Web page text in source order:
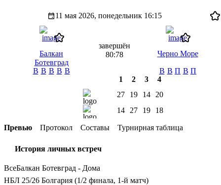
11 мая 2026, понедельник 16:15
Балкан
Ботевград
В В В В В
завершён
80:78
Черно Море
В В П В П
1
27
14
2
19
27
3
14
19
4
20
18
Превью Протокол Составы Турнирная таблица
История личных встреч
ВсеБалкан Ботевград - Дома
НБЛ 25/26 Болгария (1/2 финала, 1-й матч)